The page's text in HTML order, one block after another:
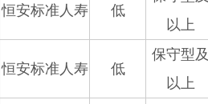
恒安标准人寿 低
以上
恒安标准人寿 低
保守型及
以上